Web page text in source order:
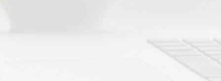
Duis nusquam singulis eam ad, nominavi intellegat eu vix.
vix. Te propriae patrioque usu, ei vel quem nihil
Atqui tacimates voluptaria ad eam, mei hinc aperiam
modus fabellas ea sed, suscipit electram in cum. Ei
Eam et vidisse eligendi gloriatur, his ne nihil repudiare.
Est
recteque cu. Malis copiosae ea vix, qui id delenit